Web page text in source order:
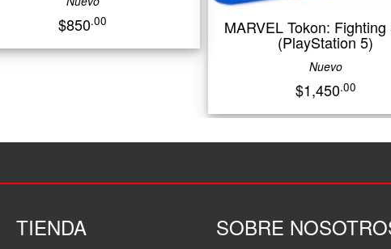
MARVEL Tokon: Fighting Souls
(PlayStation 5)
TIENDA SOBRE